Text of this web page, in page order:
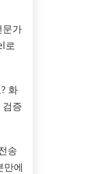
문가
로
화
증
송
만에